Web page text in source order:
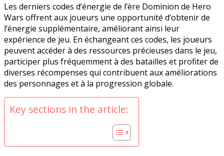
Les derniers codes d’énergie de l’ère Dominion de Hero
Wars offrent aux joueurs une opportunité d’obtenir de
l’énergie supplémentaire, améliorant ainsi leur
expérience de jeu. En échangeant ces codes, les joueurs
peuvent accéder à des ressources précieuses dans le jeu,
participer plus fréquemment à des batailles et profiter de
diverses récompenses qui contribuent aux améliorations
des personnages et à la progression globale.
Key sections in the article: